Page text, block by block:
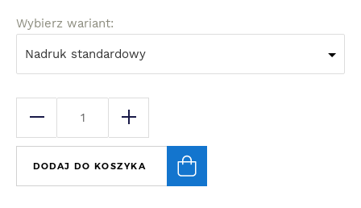
Wybierz wariant:
Nadruk standardowy
DODAJ DO KOSZYKA